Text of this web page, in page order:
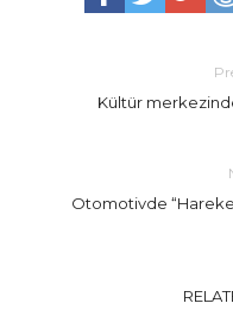
Kültür
Otomotivde